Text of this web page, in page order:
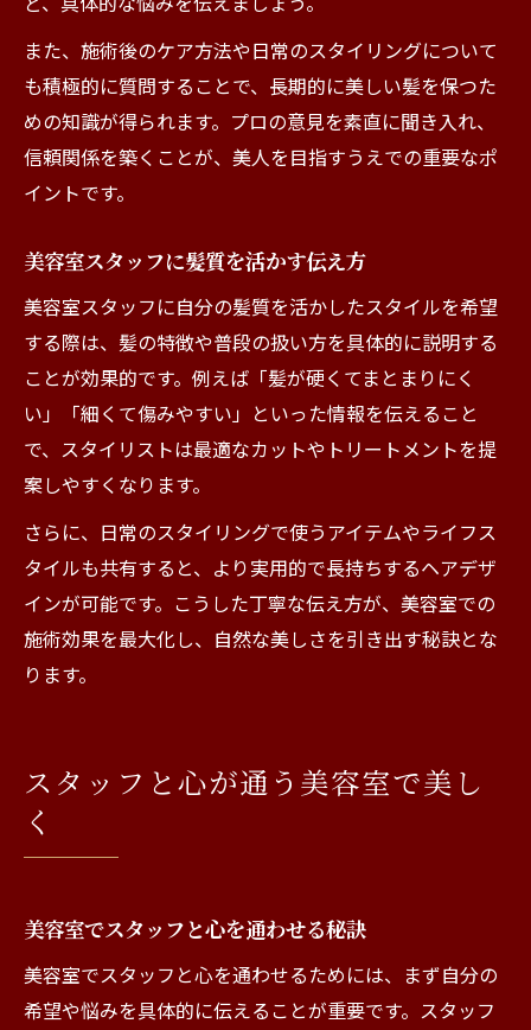
また、施術後のケア方法や日常のスタイリングについて
も積極的に質問することで、長期的に美しい髪を保つた
めの知識が得られます。プロの意見を素直に聞き入れ、
信頼関係を築くことが、美人を目指すうえでの重要なポ
イントです。
美容室スタッフに髪質を活かす伝え方
美容室スタッフに自分の髪質を活かしたスタイルを希望
する際は、髪の特徴や普段の扱い方を具体的に説明する
ことが効果的です。例えば「髪が硬くてまとまりにく
い」「細くて傷みやすい」といった情報を伝えること
で、スタイリストは最適なカットやトリートメントを提
案しやすくなります。
さらに、日常のスタイリングで使うアイテムやライフス
タイルも共有すると、より実用的で長持ちするヘアデザ
インが可能です。こうした丁寧な伝え方が、美容室での
施術効果を最大化し、自然な美しさを引き出す秘訣とな
ります。
スタッフと心が通う美容室で美し
く
美容室でスタッフと心を通わせる秘訣
美容室でスタッフと心を通わせるためには、まず自分の
希望や悩みを具体的に伝えることが重要です。スタッフ